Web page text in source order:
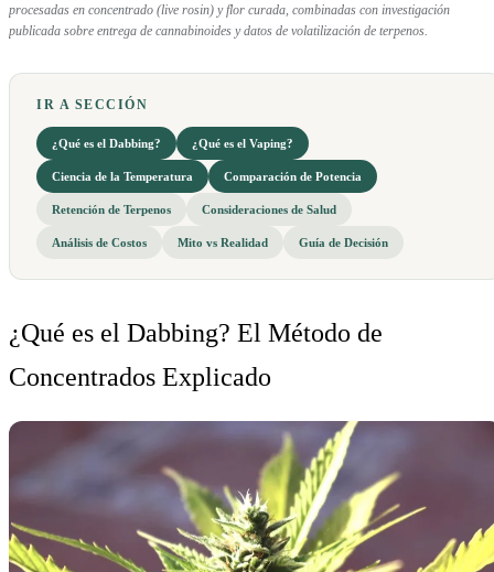
procesadas en concentrado (live rosin) y flor curada, combinadas con investigación
publicada sobre entrega de cannabinoides y datos de volatilización de terpenos.
IR A SECCIÓN
¿Qué es el Dabbing? ¿Qué es el Vaping?
Ciencia de la Temperatura Comparación de Potencia
Retención de Terpenos Consideraciones de Salud
Análisis de Costos Mito vs Realidad Guía de Decisión
¿Qué es el Dabbing? El Método de
Concentrados Explicado